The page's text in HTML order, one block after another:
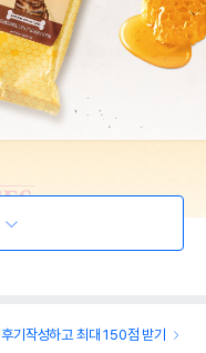
후기작성하고 최대 150점 받기